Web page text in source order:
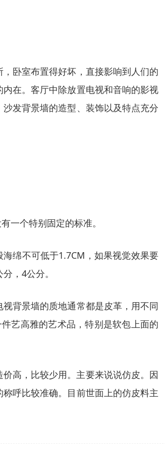
卧室布置得好坏，直接影响到人们的
在。客厅中除放置电视和音响的影视
发背景墙的造型、装饰以及特点充分
一个特别固定的标准。
绵不可低于1.7CM，如果视觉效果要
，4公分。
背景墙的质地通常都是皮革，用不同
艺高雅的艺术品，特别是软包上面的
高，比较少用。主要来说说仿皮。因
呼比较准确。目前世面上的仿皮料主